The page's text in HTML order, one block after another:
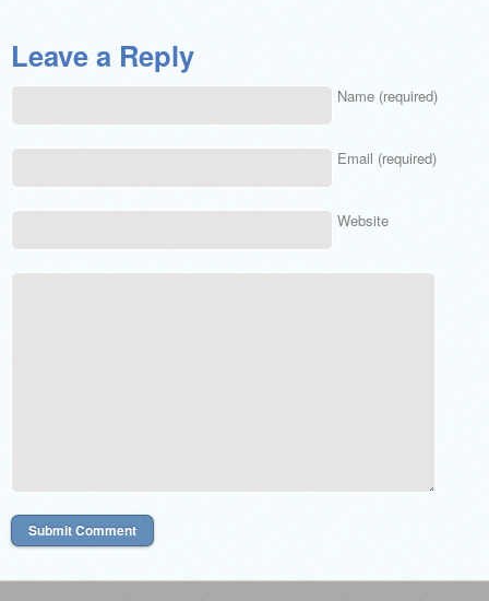
Leave a Reply
Name (required)
Email (required)
Website